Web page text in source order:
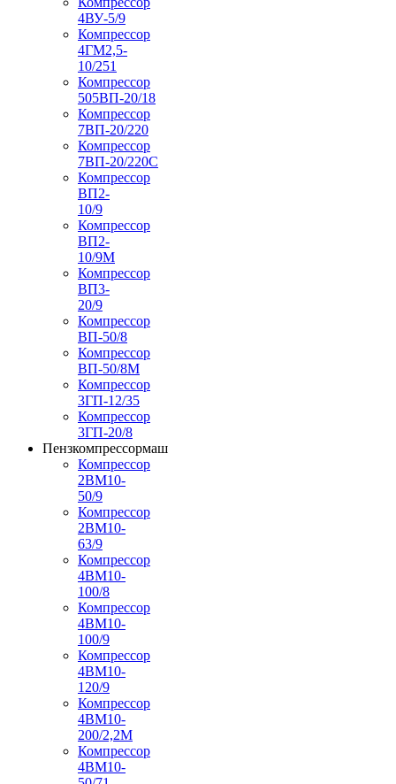
4ВУ-5/9
Компрессор
4ГМ2,5-
10/251
Компрессор
505ВП-20/18
Компрессор
7ВП-20/220
Компрессор
7ВП-20/220С
Компрессор
ВП2-
10/9
Компрессор
ВП2-
10/9М
Компрессор
ВП3-
20/9
Компрессор
ВП-50/8
Компрессор
ВП-50/8М
Компрессор
3ГП-12/35
Компрессор
3ГП-20/8
Пензкомпрессормаш
Компрессор
2ВМ10-
50/9
Компрессор
2ВМ10-
63/9
Компрессор
4ВМ10-
100/8
Компрессор
4ВМ10-
100/9
Компрессор
4ВМ10-
120/9
Компрессор
4ВМ10-
200/2,2М
Компрессор
4ВМ10-